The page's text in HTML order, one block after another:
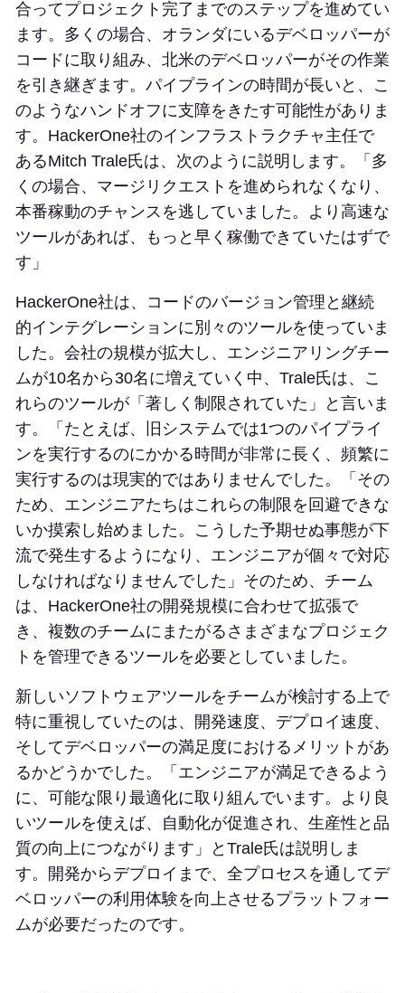
合ってプロジェクト完了までのステップを進めてい
ます。多くの場合、オランダにいるデベロッパーが
コードに取り組み、北米のデベロッパーがその作業
を引き継ぎます。パイプラインの時間が長いと、こ
のようなハンドオフに支障をきたす可能性がありま
す。HackerOne社のインフラストラクチャ主任で
あるMitch Trale氏は、次のように説明します。「多
くの場合、マージリクエストを進められなくなり、
本番稼動のチャンスを逃していました。より高速な
ツールがあれば、もっと早く稼働できていたはずで
す」
HackerOne社は、コードのバージョン管理と継続
的インテグレーションに別々のツールを使っていま
した。会社の規模が拡大し、エンジニアリングチー
ムが10名から30名に増えていく中、Trale氏は、こ
れらのツールが「著しく制限されていた」と言いま
す。「たとえば、旧システムでは1つのパイプライ
ンを実行するのにかかる時間が非常に長く、頻繁に
実行するのは現実的ではありませんでした。「その
ため、エンジニアたちはこれらの制限を回避できな
いか摸索し始めました。こうした予期せぬ事態が下
流で発生するようになり、エンジニアが個々で対応
しなければなりませんでした」そのため、チーム
は、HackerOne社の開発規模に合わせて拡張で
き、複数のチームにまたがるさまざまなプロジェク
トを管理できるツールを必要としていました。
新しいソフトウェアツールをチームが検討する上で
特に重視していたのは、開発速度、デプロイ速度、
そしてデベロッパーの満足度におけるメリットがあ
るかどうかでした。「エンジニアが満足できるよう
に、可能な限り最適化に取り組んでいます。より良
いツールを使えば、自動化が促進され、生産性と品
質の向上につながります」とTrale氏は説明しま
す。開発からデプロイまで、全プロセスを通してデ
ベロッパーの利用体験を向上させるプラットフォー
ムが必要だったのです。